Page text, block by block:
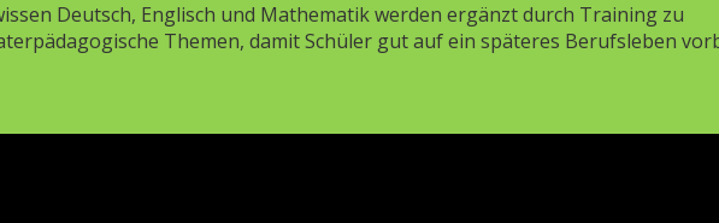
Deutsch, Englisch und Mathematik werden ergänzt durch Training zu
Themen, damit Schüler gut auf ein späteres Berufsleben